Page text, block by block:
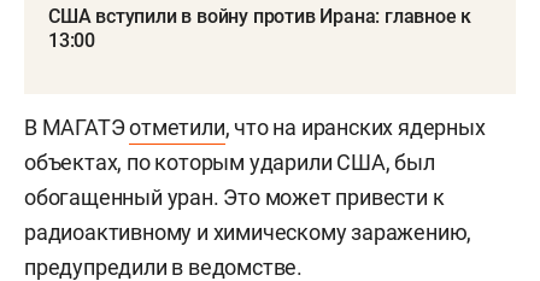
США вступили в войну против Ирана: главное к
13:00
В МАГАТЭотметили, что на иранских ядерных
объектах, по которым ударили США, был
обогащенный уран. Это может привести к
радиоактивному и химическому заражению,
предупредили в ведомстве.